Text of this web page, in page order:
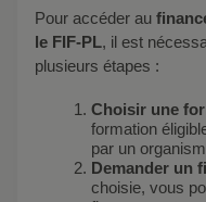
Pour accéder au
le FIF-PL, il est
plusieurs étapes :
Choisir une
formation
par un
Demander un
choisie, vous